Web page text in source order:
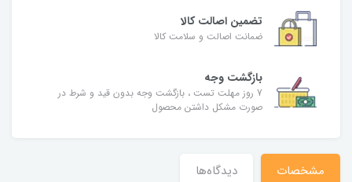
تضمین اصالت کالا
ضمانت اصالت و سلامت کالا
بازگشت وجه
7 روز مهلت تست ، بازگشت وجه بدون قید و شرط در
صورت مشکل داشتن محصول
مشخصات دیدگاه‌ها